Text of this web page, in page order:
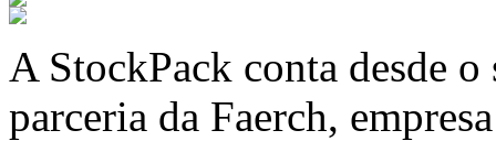
A StockPack conta desde
parceria da Faerch,